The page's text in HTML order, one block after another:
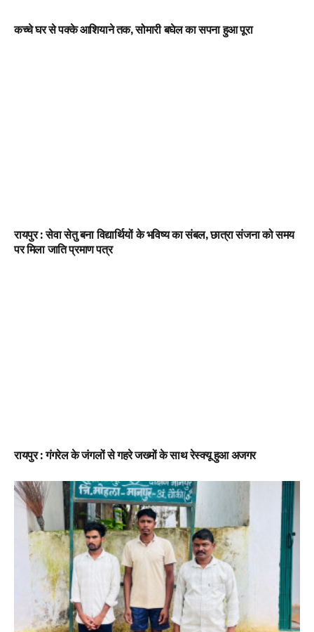
कच्चे घर से पक्के आशियाने तक, सोमारी बघेल का सपना हुआ पूरा
रायपुर : सेवा सेतु बना विद्यार्थियों के भविष्य का संबल, छात्रा संजना को समय
पर मिला जाति प्रमाण पत्र
रायपुर : गंगरेल के जंगलों से गहरे जख्मों के साथ रेस्क्यू हुआ अजगर